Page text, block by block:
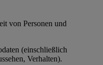
von Personen und
(einschließlich
Verhalten).